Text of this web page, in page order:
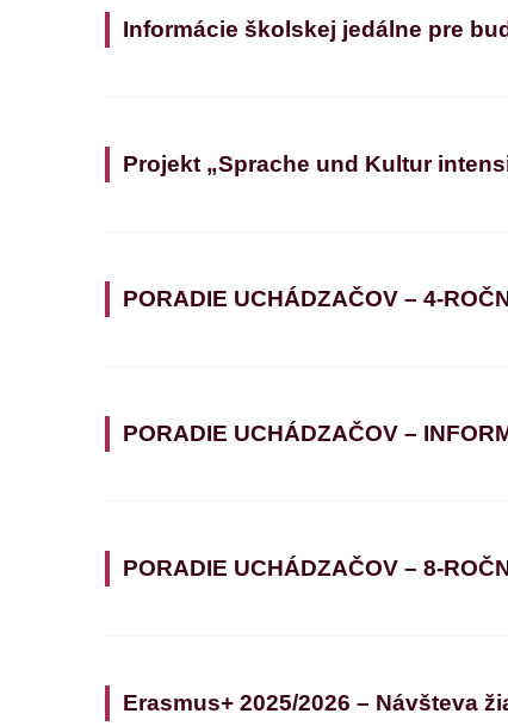
Informácie školskej jedálne pre
Projekt „Sprache und Kultur
PORADIE UCHÁDZAČOV – 4-
PORADIE UCHÁDZAČOV –
PORADIE UCHÁDZAČOV – 8-
Erasmus+ 2025/2026 – Návšteva